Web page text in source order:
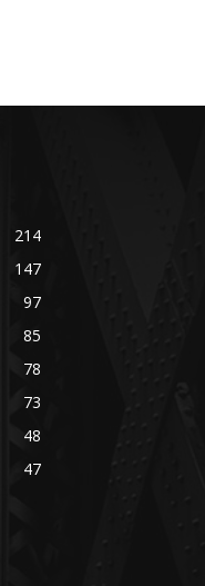
214
147
97
85
78
73
48
47